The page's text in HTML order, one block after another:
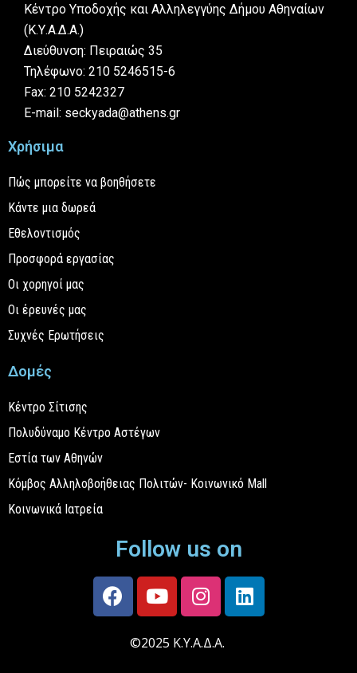
Κέντρο Υποδοχής και Αλληλεγγύης Δήμου Αθηναίων
(Κ.Υ.Α.Δ.Α.)
Διεύθυνση: Πειραιώς 35
Τηλέφωνο: 210 5246515-6
Fax: 210 5242327
E-mail: seckyada@athens.gr
Χρήσιμα
Πώς μπορείτε να βοηθήσετε
Κάντε μια δωρεά
Εθελοντισμός
Προσφορά εργασίας
Οι χορηγοί μας
Οι έρευνές μας
Συχνές Ερωτήσεις
Δομές
Κέντρο Σίτισης
Πολυδύναμο Κέντρο Αστέγων
Εστία των Αθηνών
Κόμβος Αλληλοβοήθειας Πολιτών- Κοινωνικό Mall
Κοινωνικά Ιατρεία
Follow us on
©2025 Κ.Υ.Α.Δ.Α.